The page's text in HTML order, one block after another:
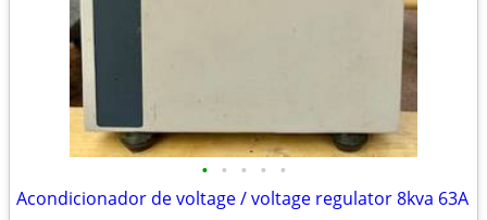
• • • • •
Acondicionador de voltage / voltage regulator 8kva 63A